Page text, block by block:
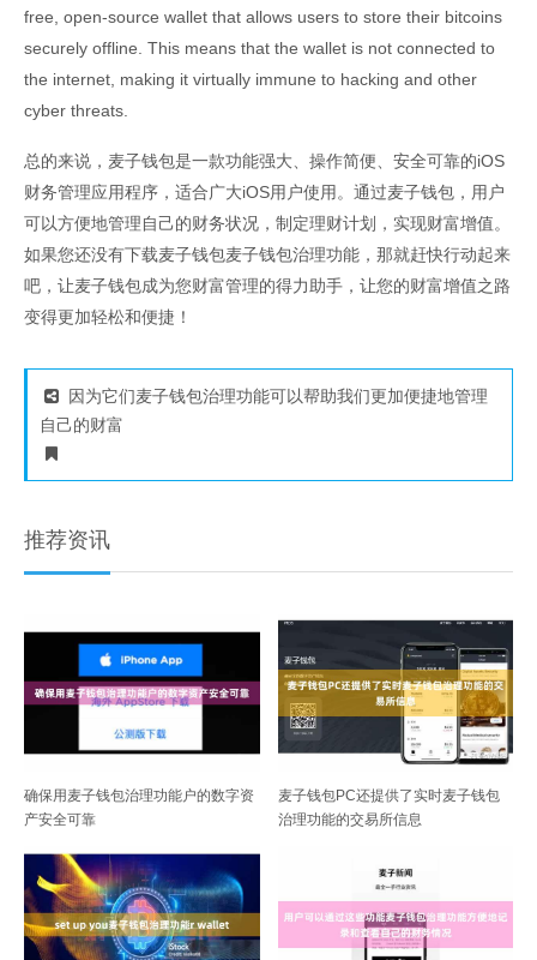
free, open-source wallet that allows users to store their bitcoins
securely offline. This means that the wallet is not connected to
the internet, making it virtually immune to hacking and other
cyber threats.
总的来说，麦子钱包是一款功能强大、操作简便、安全可靠的iOS
财务管理应用程序，适合广大iOS用户使用。通过麦子钱包，用户
可以方便地管理自己的财务状况，制定理财计划，实现财富增值。
如果您还没有下载麦子钱包麦子钱包治理功能，那就赶快行动起来
吧，让麦子钱包成为您财富管理的得力助手，让您的财富增值之路
变得更加轻松和便捷！
因为它们麦子钱包治理功能可以帮助我们更加便捷地管理
自己的财富
推荐资讯
确保用麦子钱包治理功能户的数字资
产安全可靠
麦子钱包PC还提供了实时麦子钱包
治理功能的交易所信息